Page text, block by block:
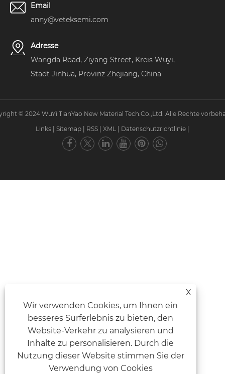
Email
anny@veteksemi.com
Adresse
Wangda Road, Ziyang Street, Kreis Wuyi,
Stadt Jinhua, Provinz Zhejiang, China
© 2024 WuYi TianYao New Material Tech.Co.,Ltd. Alle Rechte
Links
Sitemap RSS XML Datenschutzrichtlinie
X
Wir verwenden Cookies, um Ihnen ein
besseres Surferlebnis zu bieten, den
Website-Verkehr zu analysieren und
Inhalte zu personalisieren. Durch die
Nutzung dieser Website stimmen Sie der
Verwendung von Cookies